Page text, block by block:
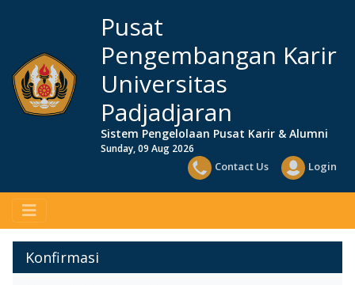
Pusat
Pengembangan Karir
Universitas
Padjadjaran
Sistem Pengelolaan Pusat Karir & Alumni
Sunday, 09 Aug 2026
Contact Us Login
Konfirmasi